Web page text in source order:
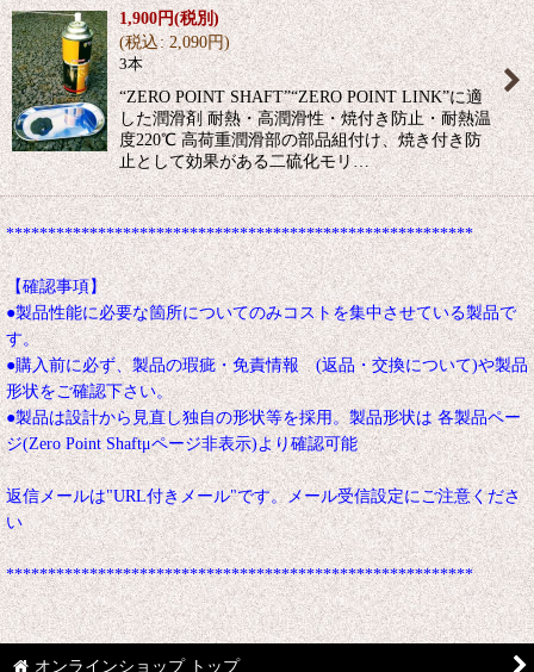
1,900円(税別)
(税込: 2,090円)
3本
“ZERO POINT SHAFT”“ZERO POINT LINK”に適
した潤滑剤 耐熱・高潤滑性・焼付き防止・耐熱温
度220℃ 高荷重潤滑部の部品組付け、焼き付き防
止として効果がある二硫化モリ…
********************************************************
【確認事項】
●製品性能に必要な箇所についてのみコストを集中させている製品で
す。
●購入前に必ず、製品の瑕疵・免責情報 (返品・交換について)や製品
形状をご確認下さい。
●製品は設計から見直し独自の形状等を採用。製品形状は 各製品ペー
ジ(Zero Point Shaftμページ非表示)より確認可能
返信メールは"URL付きメール"です。メール受信設定にご注意くださ
い
********************************************************
オンラインショップ トップ